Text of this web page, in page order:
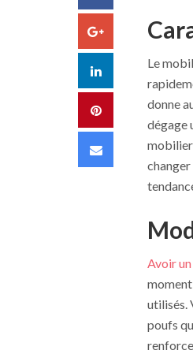
Google+
LinkedIn
Pinterest
Email
Le
donne
dégage
mobilier
Avoir
utilisés.
poufs